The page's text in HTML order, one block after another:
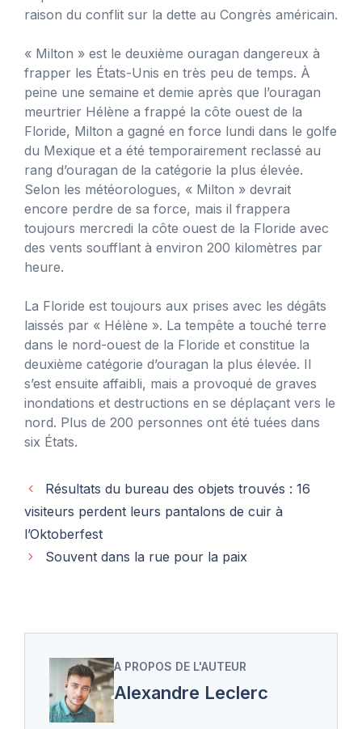
raison du conflit sur la dette au Congrès américain.
« Milton » est le deuxième ouragan dangereux à
frapper les États-Unis en très peu de temps. À
peine une semaine et demie après que l’ouragan
meurtrier Hélène a frappé la côte ouest de la
Floride, Milton a gagné en force lundi dans le golfe
du Mexique et a été temporairement reclassé au
rang d’ouragan de la catégorie la plus élevée.
Selon les météorologues, « Milton » devrait
encore perdre de sa force, mais il frappera
toujours mercredi la côte ouest de la Floride avec
des vents soufflant à environ 200 kilomètres par
heure.
La Floride est toujours aux prises avec les dégâts
laissés par « Hélène ». La tempête a touché terre
dans le nord-ouest de la Floride et constitue la
deuxième catégorie d’ouragan la plus élevée. Il
s’est ensuite affaibli, mais a provoqué de graves
inondations et destructions en se déplaçant vers le
nord. Plus de 200 personnes ont été tuées dans
six États.
Résultats du bureau des objets trouvés : 16
visiteurs perdent leurs pantalons de cuir à
l’Oktoberfest
Souvent dans la rue pour la paix
A PROPOS DE L'AUTEUR
Alexandre Leclerc